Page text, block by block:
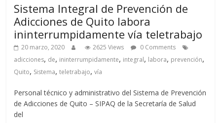
Sistema Integral de Prevención de
Adicciones de Quito labora
ininterrumpidamente vía teletrabajo
20 marzo, 2020 2625 Views
0 Comments
adicciones, de, ininterrumpidamente, integral, labora, prevención,
Quito, Sistema,teletrabajo,vía
Personal técnico y administrativo del Sistema de Prevención
de Adicciones de Quito – SIPAQ de la Secretaría de Salud
del